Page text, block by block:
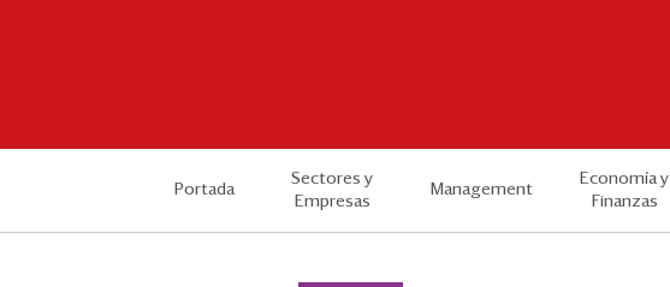
Portada
Sectores y
Empresas
Management
Economía y
Finanzas